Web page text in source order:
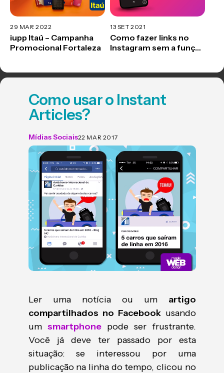
29 MAR 2022
iupp Itaú – Campanha
Promocional Fortaleza
13 SET 2021
Como fazer links no
Instagram sem a função
Como usar o Instant
Articles?
Mídias Sociais22 MAR 2017
Ler uma notícia ou um artigo
compartilhados no Facebookusando
um smartphonepode ser frustrante.
Você já deve ter passado por esta
situação: se interessou por uma
publicação na linha do tempo, clicou no